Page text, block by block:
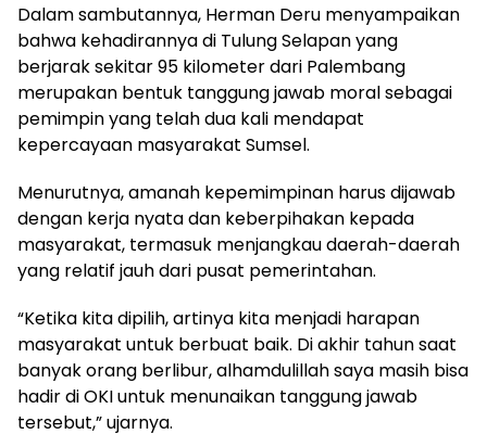
Dalam sambutannya, Herman Deru menyampaikan
bahwa kehadirannya di Tulung Selapan yang
berjarak sekitar 95 kilometer dari Palembang
merupakan bentuk tanggung jawab moral sebagai
pemimpin yang telah dua kali mendapat
kepercayaan masyarakat Sumsel.
Menurutnya, amanah kepemimpinan harus dijawab
dengan kerja nyata dan keberpihakan kepada
masyarakat, termasuk menjangkau daerah-daerah
yang relatif jauh dari pusat pemerintahan.
“Ketika kita dipilih, artinya kita menjadi harapan
masyarakat untuk berbuat baik. Di akhir tahun saat
banyak orang berlibur, alhamdulillah saya masih bisa
hadir di OKI untuk menunaikan tanggung jawab
tersebut,” ujarnya.